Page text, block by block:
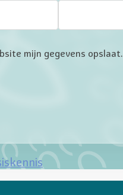
mijn gegevens opslaat.